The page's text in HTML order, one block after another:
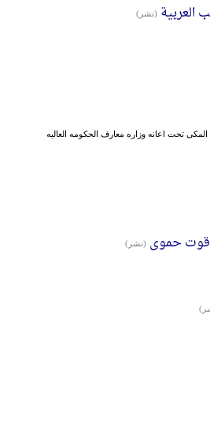
العربیة (نشر)
تحت اعانه وزاره معارف الحکومه العالیه
حموی (نشر)